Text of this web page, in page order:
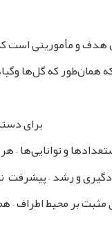
هدف و مأموریتی است
همان‌طور که گل‌ها
برای
و توانایی‌ها –
و رشد – پیشرفت
مثبت بر محیط اطراف